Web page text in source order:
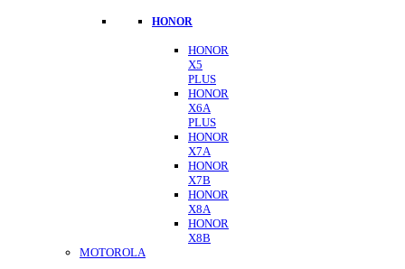
HONOR
HONOR
X5
PLUS
HONOR
X6A
PLUS
HONOR
X7A
HONOR
X7B
HONOR
X8A
HONOR
X8B
MOTOROLA